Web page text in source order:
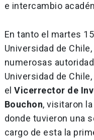
e intercambio
En tanto el martes
Universidad de
numerosas
Universidad de
elVicerrector de
Bouchon, visitaron
donde tuvieron una
cargo de esta la